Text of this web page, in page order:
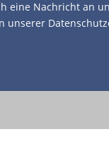
eine Nachricht an
unserer